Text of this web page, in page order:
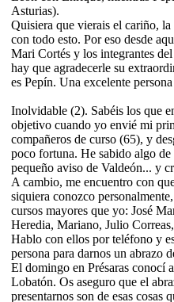
Asturias).
Quisiera que vierais el cariño,
con todo esto. Por eso desde
Mari Cortés y los integrantes
hay que agradecerle su
es Pepín. Una excelente
Inolvidable (2). Sabéis los que
objetivo cuando yo envié mi
compañeros de curso (65), y
poco fortuna. He sabido algo
pequeño aviso de Valdeón... y
A cambio, me encuentro con
siquiera conozco
cursos mayores que yo: José
Heredia, Mariano, Julio
Hablo con ellos por teléfono y
persona para darnos un abrazo
El domingo en Présaras conocí
Lobatón. Os aseguro que el
presentarnos son de esas cosas